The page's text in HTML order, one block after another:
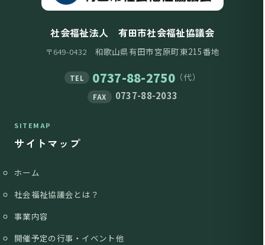
社会福祉法人 有田市社会福祉協議会
〒649-0432 和歌山県有田市宮原町東215番地
TEL 0737-88-2750（代）
FAX 0737-88-2033
SITEMAP
サイトマップ
ホーム
社会福祉協議会とは？
事業内容
開催予定の行事・イベント他